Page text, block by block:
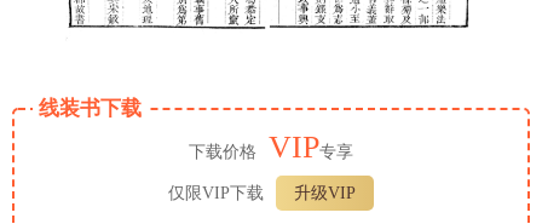
线装书下载
下载价格 VIP专享
仅限VIP下载 升级VIP